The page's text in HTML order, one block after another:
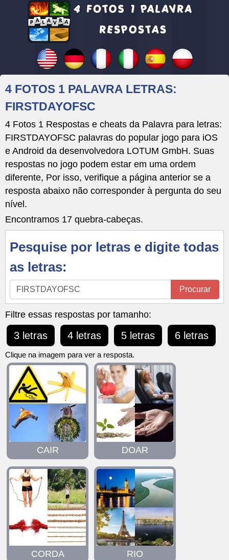
4 FOTOS 1 PALAVRA LETRAS:
FIRSTDAYOFSC
4 Fotos 1 Respostas e cheats da Palavra para letras:
FIRSTDAYOFSC palavras do popular jogo para iOS
e Android da desenvolvedora LOTUM GmbH. Suas
respostas no jogo podem estar em uma ordem
diferente, Por isso, verifique a página anterior se a
resposta abaixo não corresponder à pergunta do seu
nível.
Encontramos 17 quebra-cabeças.
Pesquise por letras e digite todas
as letras:
Pesquise
por
letras
e
digite
todas
as
letras:
Procurar
Filtre essas respostas por tamanho:
3 letras 4 letras 5 letras 6 letras
Clique na imagem para ver a resposta.
CAIR DOAR
CORDA RIO